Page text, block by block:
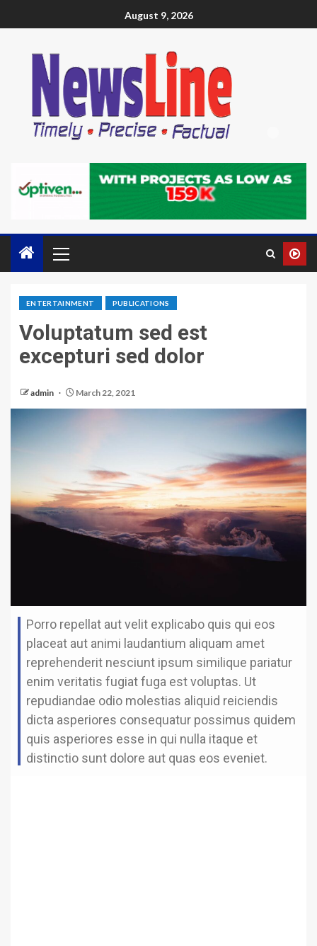
August 9, 2026
ENTERTAINMENT PUBLICATIONS
Voluptatum sed est
excepturi sed dolor
admin March 22, 2021
Porro repellat aut velit explicabo quis qui eos
placeat aut animi laudantium aliquam amet
reprehenderit nesciunt ipsum similique pariatur
enim veritatis fugiat fuga est voluptas. Ut
repudiandae odio molestias aliquid reiciendis
dicta asperiores consequatur possimus quidem
quis asperiores esse in qui nulla itaque et
distinctio sunt dolore aut quas eos eveniet.